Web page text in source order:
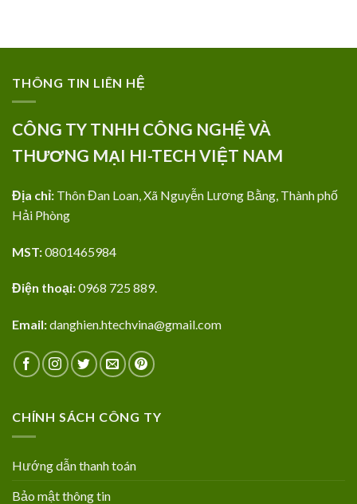
THÔNG TIN LIÊN HỆ
CÔNG TY TNHH CÔNG NGHỆ VÀ
THƯƠNG MẠI HI-TECH VIỆT NAM
Địa chỉ: Thôn Đan Loan, Xã Nguyễn Lương Bằng, Thành phố
Hải Phòng
MST:0801465984
Điện thoại:0968 725 889.
Email:danghien.htechvina@gmail.com
CHÍNH SÁCH CÔNG TY
Hướng dẫn thanh toán
Bảo mật thông tin